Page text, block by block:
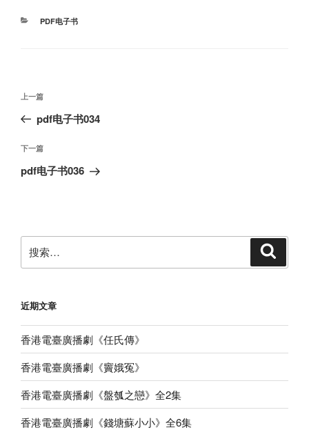
分
PDF电子书
文
导
航
上
一
文
上一篇
pdf电子书034
下
一
下一篇
pdf电子书036
索：
近期文章
香港電臺廣播劇《任氏傳》
香港電臺廣播劇《竇娥冤》
香港電臺廣播劇《盤瓠之戀》全2集
香港電臺廣播劇《錢塘蘇小小》全6集